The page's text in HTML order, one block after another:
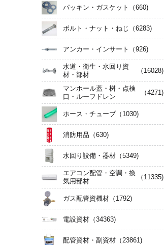
パッキン・ガスケット （660)
ボルト・ナット・ねじ （6283)
アンカー・インサート （926)
水道・衛生・水回り資
材・部材
（16028)
マンホール蓋・桝・点検
口・ルーフドレン
（4271)
ホース・チューブ （1030)
消防用品 （630)
水回り設備・器材 （5349)
エアコン配管・空調・換
気用部材
（11335)
ガス配管資機材 （1792)
電設資材 （34363)
配管資材・副資材 （23861)